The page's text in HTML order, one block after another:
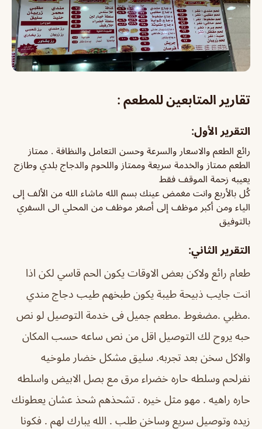
تقارير المتابعين للمطعم :
التقرير الأول:
رائع الطعم والاسعار والسرعة وحسن التعامل والنظافة . ممتاز
الطعم ممتاز والخدمة سريعة وممتاز واللحوم والدجاج بلدي وطازج
يعيبه زحمة الموقف فقط
كُل بالأربع وانت مغمض عينك بسم الله ماشاء الله من الألف إلى
الياء ومن أكبر موظف إلى أصغر موظف من المحلي الى السفري
بالتوفيق
التقرير الثاني:
طعام رائع ولاكن بعض الاوقات يكون الحم قاسي لكن اذا
انت جايب ذبيحة طيبة يكون طبخهم طيب دجاج مندي
.مظبي .مضغوط .مطعم جميل فى خدمة التوصيل لو نص
حبه يروح لك التوصيل اقل من نص ساعه حسب المكان
والاكل سخن بعد تجربه. سليق مشكل خضار ملوخيه
نفرلحم وسلطه حاره خضراء مرق مع بصل الابيض واسلطه
حاره راهيه . مهو مثل خيره . تشحذهم شحذ عشان يعطونك
زيده وتوصيل سريع وساخن طلب . الله يبارك لهم . فكونا